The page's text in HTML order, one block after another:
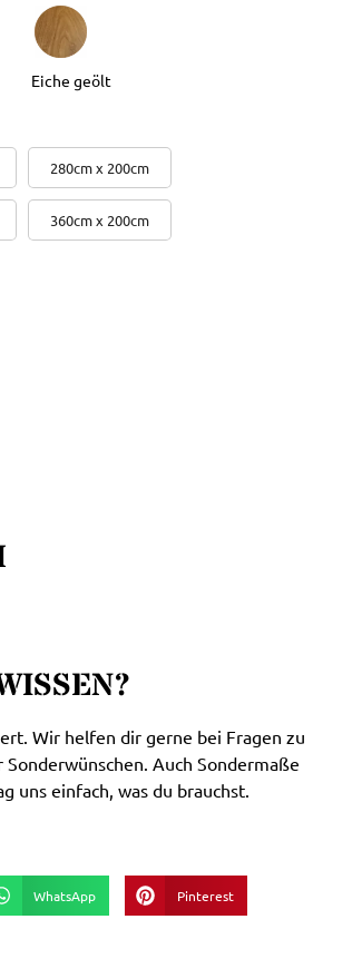
280cm x 200cm
360cm x 200cm
Wir helfen dir gerne bei Fragen zu
Auch Sondermaße
uns einfach, was du brauchst.
WhatsApp Pinterest